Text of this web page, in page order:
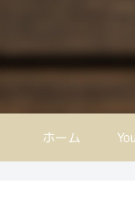
ホーム